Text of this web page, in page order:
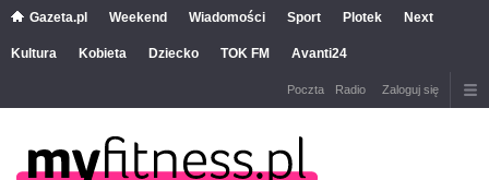
Gazeta.pl Weekend Wiadomości Sport Plotek Next
Kultura Kobieta Dziecko TOK FM Avanti24
Poczta Radio Zaloguj się